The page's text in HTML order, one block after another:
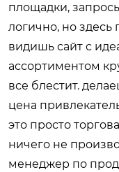
площадки,
логично, но
видишь сайт с
ассортиментом
все блестит.
цена
это просто
ничего не
менеджер по